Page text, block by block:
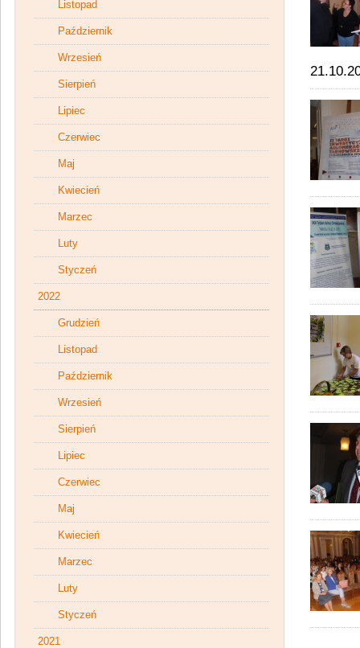
Listopad
Październik
Wrzesień
Sierpień
Lipiec
Czerwiec
Maj
Kwiecień
Marzec
Luty
Styczeń
2022
Grudzień
Listopad
Październik
Wrzesień
Sierpień
Lipiec
Czerwiec
Maj
Kwiecień
Marzec
Luty
Styczeń
2021